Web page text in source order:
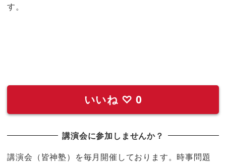
す。
いいね ♡ 0
講演会に参加しませんか？
講演会（皆神塾）を毎月開催しております。時事問題